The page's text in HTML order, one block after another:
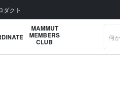
ダクト
MAMMUT
MEMBERS
CLUB